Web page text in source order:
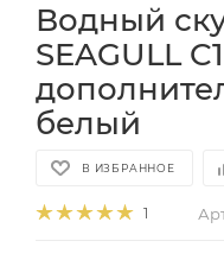
Водный
SEAGULL
белый
В ИЗБРАННОЕ
1